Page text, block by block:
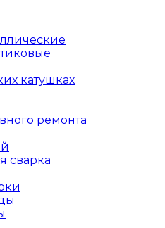
катушках
ремонта
сварка